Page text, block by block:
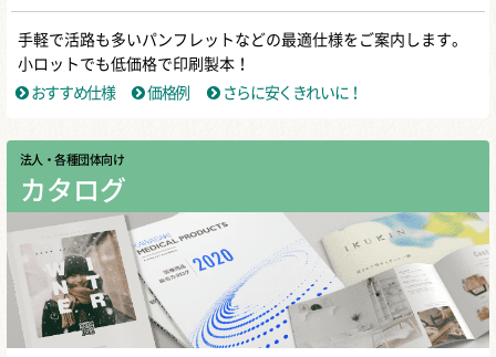
手軽で活路も多いパンフレットなどの最適仕様をご案内します。
小ロットでも低価格で印刷製本！
おすすめ仕様
価格例 さらに安くきれいに！
法人・各種団体向け
カタログ